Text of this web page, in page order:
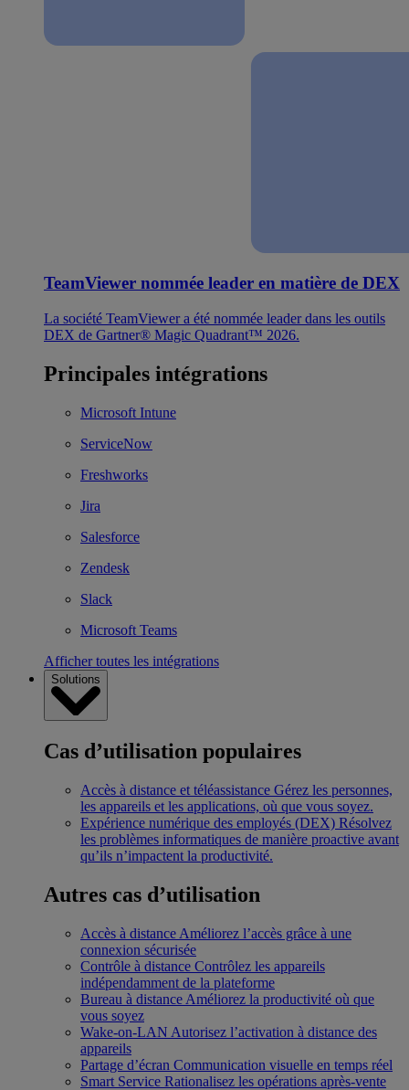
TeamViewer nommée leader en matière de DEX
La société TeamViewer a été nommée leader dans les outils
DEX de Gartner® Magic Quadrant™ 2026.
Principales intégrations
Microsoft Intune
ServiceNow
Freshworks
Jira
Salesforce
Zendesk
Slack
Microsoft Teams
Afficher toutes les intégrations
Solutions
Cas d’utilisation populaires
Accès à distance et téléassistance Gérez les personnes,
les appareils et les applications, où que vous soyez.
Expérience numérique des employés (DEX) Résolvez
les problèmes informatiques de manière proactive avant
qu’ils n’impactent la productivité.
Autres cas d’utilisation
Accès à distance Améliorez l’accès grâce à une
connexion sécurisée
Contrôle à distance Contrôlez les appareils
indépendamment de la plateforme
Bureau à distance Améliorez la productivité où que
vous soyez
Wake-on-LAN Autorisez l’activation à distance des
appareils
Partage d’écran Communication visuelle en temps réel
Smart Service Rationalisez les opérations après-vente